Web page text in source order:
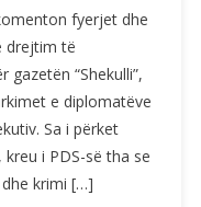
fyerjet dhe
drejtim të
“Shekulli”,
e diplomatëve
Sa i përket
i PDS-së tha se
krimi […]